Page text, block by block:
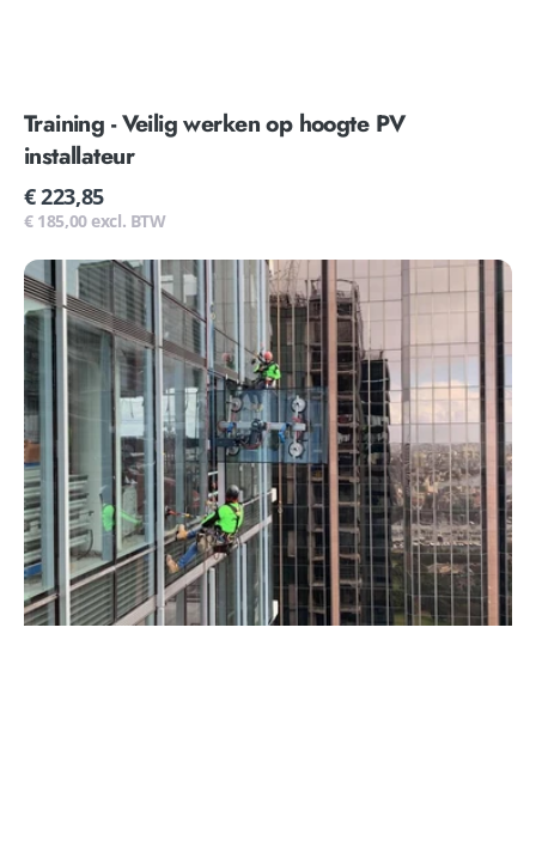
Training - Veilig werken op hoogte PV
installateur
Normale
prijs
€ 223,85
€ 185,00 excl. BTW
Training
-
Basis
rope
access